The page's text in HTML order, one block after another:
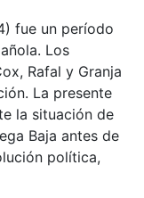
fue un período
Los
Rafal y Granja
La presente
la situación de
Baja antes de
política,